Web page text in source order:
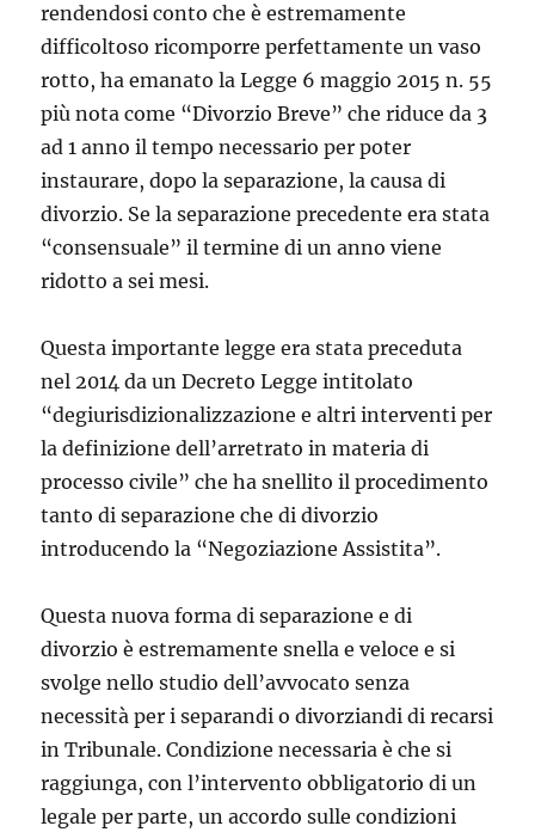
rendendosi conto che è estremamente
difficoltoso ricomporre perfettamente un vaso
rotto, ha emanato la Legge 6 maggio 2015 n. 55
più nota come “Divorzio Breve” che riduce da 3
ad 1 anno il tempo necessario per poter
instaurare, dopo la separazione, la causa di
divorzio. Se la separazione precedente era stata
“consensuale” il termine di un anno viene
ridotto a sei mesi.
Questa importante legge era stata preceduta
nel 2014 da un Decreto Legge intitolato
“degiurisdizionalizzazione e altri interventi per
la definizione dell’arretrato in materia di
processo civile” che ha snellito il procedimento
tanto di separazione che di divorzio
introducendo la “Negoziazione Assistita”.
Questa nuova forma di separazione e di
divorzio è estremamente snella e veloce e si
svolge nello studio dell’avvocato senza
necessità per i separandi o divorziandi di recarsi
in Tribunale. Condizione necessaria è che si
raggiunga, con l’intervento obbligatorio di un
legale per parte, un accordo sulle condizioni